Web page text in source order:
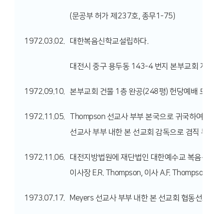
(문공부 허가 제237호, 종무1-75)
1972.03.02. 대한복음신학교설립하다.
대전시 중구 용두동 143-4 번지 본부교회 지하
1972.09.10. 본부교회 건물 1층 완공(248평) 헌당예배 드리
1972.11.05.
Thompson 선교사 부부 본국으로 귀국하여 일
선교사 부부 내한 본 선교회 감독으로 겸직 부임
1972.11.06.
대전지방법원에 재단법인 대한예수교 복음선
이사장 E.R. Thompson, 이사 A.F. Thompson,
1973.07.17. Meyers 선교사 부부 내한 본 선교회 협동선교